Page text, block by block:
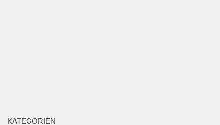
KATEGORIEN